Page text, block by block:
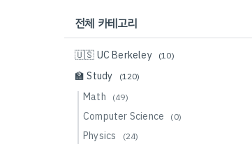
전체 카테고리
🇺🇸 UC Berkeley (10)
🏫 Study (120)
Math (49)
Computer Science (0)
Physics (24)